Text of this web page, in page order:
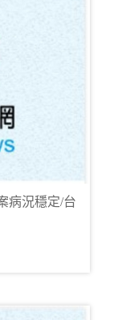
病況穩定/台